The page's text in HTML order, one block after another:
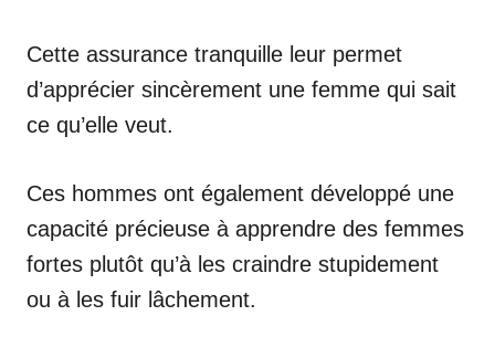
Cette assurance tranquille leur permet
d’apprécier sincèrement une femme qui sait
ce qu’elle veut.
Ces hommes ont également développé une
capacité précieuse à apprendre des femmes
fortes plutôt qu’à les craindre stupidement
ou à les fuir lâchement.